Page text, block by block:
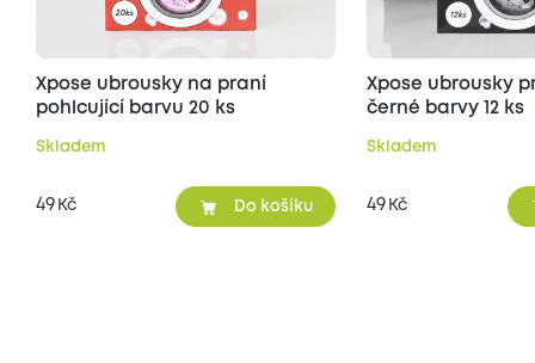
Xpose ubrousky na praní
pohlcující barvu 20 ks
Skladem
49 Kč Do košíku
Xpose ubrousky
černé barvy 12 ks
Skladem
49 Kč